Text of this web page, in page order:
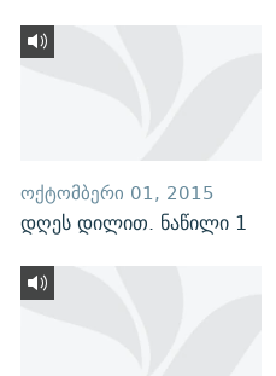
ᲝᲥᲢᲝᲛᲑᲔᲠᲘ 01, 2015
დღეს დილით. ნაწილი 1